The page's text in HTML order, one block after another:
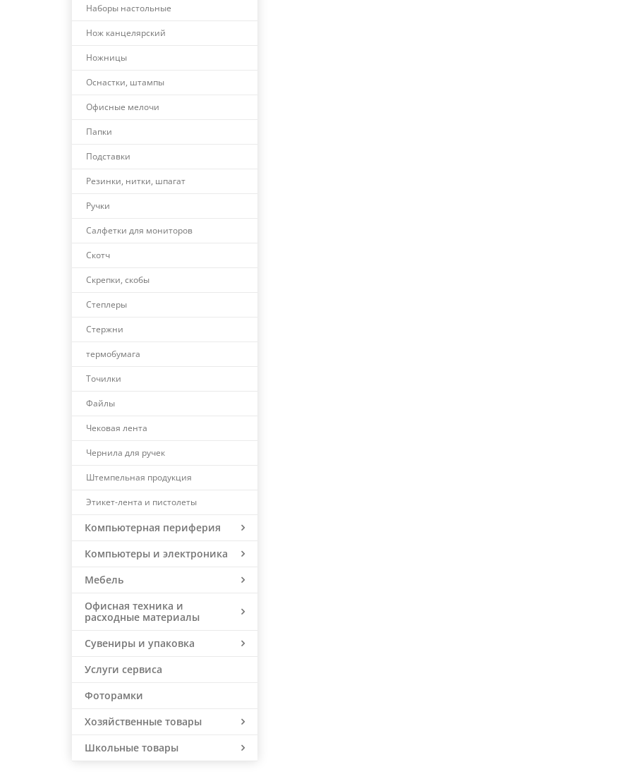
Наборы настольные
Нож канцелярский
Ножницы
Оснастки, штампы
Офисные мелочи
Папки
Подставки
Резинки, нитки, шпагат
Ручки
Салфетки для мониторов
Скотч
Скрепки, скобы
Степлеры
Стержни
термобумага
Точилки
Файлы
Чековая лента
Чернила для ручек
Штемпельная продукция
Этикет-лента и пистолеты
Компьютерная периферия
Компьютеры и электроника
Мебель
Офисная техника и
расходные материалы
Сувениры и упаковка
Услуги сервиса
Фоторамки
Хозяйственные товары
Школьные товары